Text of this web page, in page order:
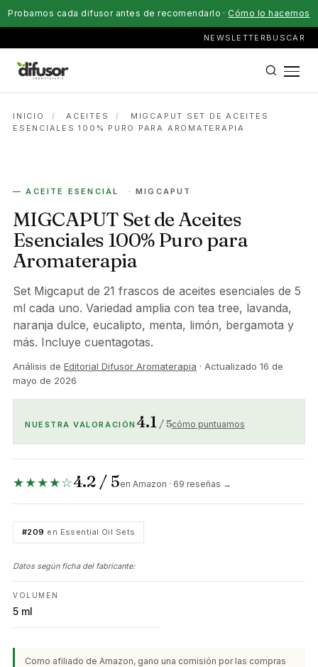
Probamos cada difusor antes de recomendarlo · Cómo lo hacemos
NEWSLETTER BUSCAR
INICIO / ACEITES /
MIGCAPUT SET DE ACEITES
ESENCIALES 100% PURO PARA AROMATERAPIA
— ACEITE ESENCIAL · MIGCAPUT
MIGCAPUT Set de Aceites
Esenciales 100% Puro para
Aromaterapia
Set Migcaput de 21 frascos de aceites esenciales de 5
ml cada uno. Variedad amplia con tea tree, lavanda,
naranja dulce, eucalipto, menta, limón, bergamota y
más. Incluye cuentagotas.
Análisis de Editorial Difusor Aromaterapia · Actualizado 16 de
mayo de 2026
NUESTRA VALORACIÓN 4.1/ 5cómo puntuamos
★★★★☆4.2 / 5en Amazon · 69 reseñas →
#209 en Essential Oil Sets
Datos según ficha del fabricante:
VOLUMEN
5 ml
Como afiliado de Amazon, gano una comisión por las compras